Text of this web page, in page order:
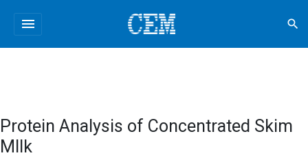
menu search
Protein Analysis of Concentrated Skim
MIlk